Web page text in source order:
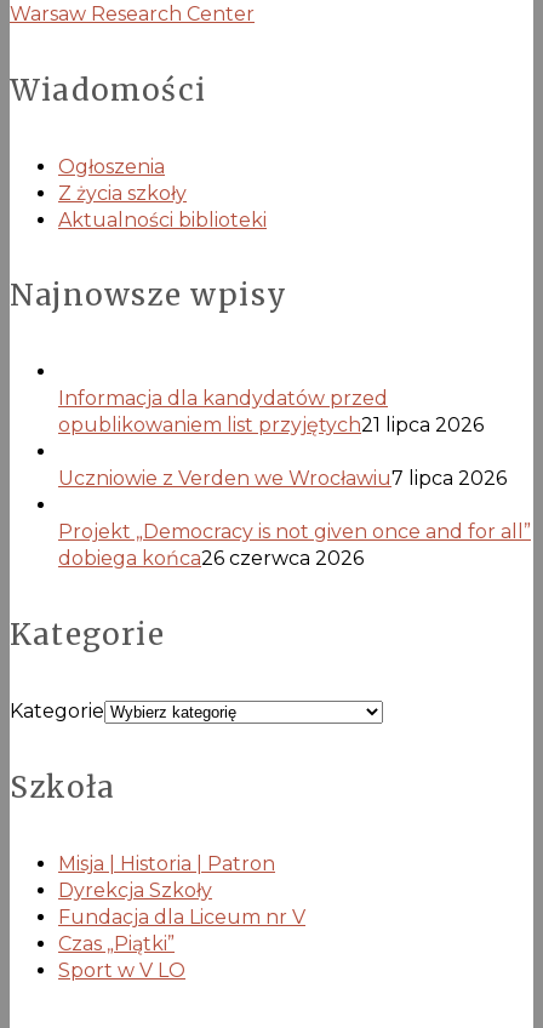
Warsaw Research Center
Wiadomości
Ogłoszenia
Z życia szkoły
Aktualności biblioteki
Najnowsze wpisy
Informacja dla kandydatów przed
opublikowaniem list przyjętych21 lipca 2026
Uczniowie z Verden we Wrocławiu7 lipca 2026
Projekt „Democracy is not given once and for all”
dobiega końca26 czerwca 2026
Kategorie
Kategorie
Szkoła
Misja | Historia | Patron
Dyrekcja Szkoły
Fundacja dla Liceum nr V
Czas „Piątki”
Sport w V LO